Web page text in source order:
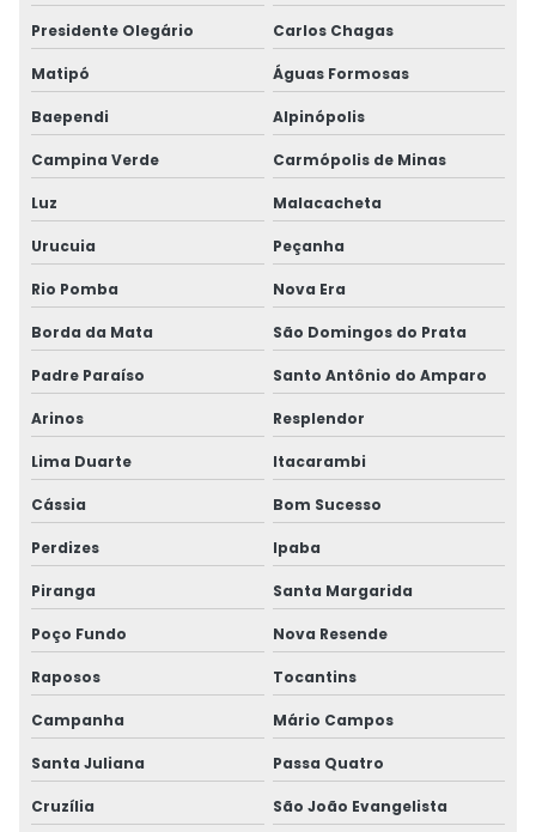
Presidente Olegário Carlos Chagas
Matipó Águas Formosas
Baependi Alpinópolis
Campina Verde Carmópolis de Minas
Luz Malacacheta
Urucuia Peçanha
Rio Pomba Nova Era
Borda da Mata São Domingos do Prata
Padre Paraíso Santo Antônio do Amparo
Arinos Resplendor
Lima Duarte Itacarambi
Cássia Bom Sucesso
Perdizes Ipaba
Piranga Santa Margarida
Poço Fundo Nova Resende
Raposos Tocantins
Campanha Mário Campos
Santa Juliana Passa Quatro
Cruzília São João Evangelista